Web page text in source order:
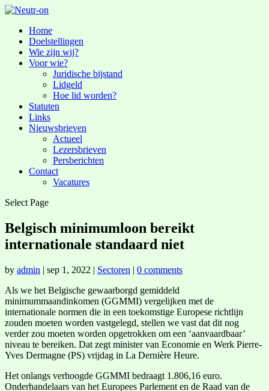
Home
Doelstellingen
Wie zijn wij?
Voor wie?
Juridische bijstand
Lidgeld
Hoe lid worden?
Statuten
Links
Nieuwsbrieven
Actueel
Lezersbrieven
Persberichten
Contact
Vacatures
Select Page
Belgisch minimumloon bereikt
internationale standaard niet
by admin | sep 1, 2022 | Sectoren | 0 comments
Als we het Belgische gewaarborgd gemiddeld
minimummaandinkomen (GGMMI) vergelijken met de
internationale normen die in een toekomstige Europese richtlijn
zouden moeten worden vastgelegd, stellen we vast dat dit nog
verder zou moeten worden opgetrokken om een ‘aanvaardbaar’
niveau te bereiken. Dat zegt minister van Economie en Werk Pierre-
Yves Dermagne (PS) vrijdag in La Dernière Heure.
Het onlangs verhoogde GGMMI bedraagt 1.806,16 euro.
Onderhandelaars van het Europees Parlement en de Raad van de